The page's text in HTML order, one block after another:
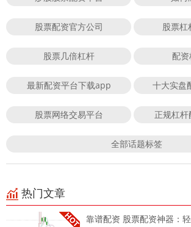
股票配资官方公司 股票杠
股票几倍杠杆 配资
最新配资平台下载app 十大实盘
股票网络交易平台 正规杠
全部话题标签
热门文章
靠谱配资 股票配资神器：